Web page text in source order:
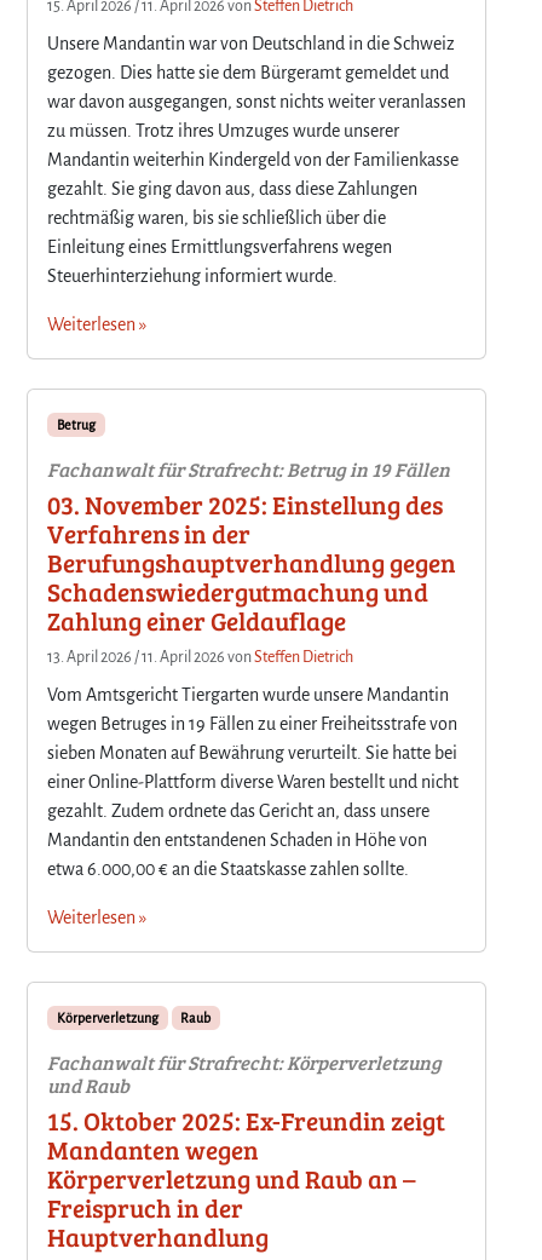
15. April 2026 /11. April 2026 vonSteffen Dietrich
Unsere Mandantin war von Deutschland in die Schweiz
gezogen. Dies hatte sie dem Bürgeramt gemeldet und
war davon ausgegangen, sonst nichts weiter veranlassen
zu müssen. Trotz ihres Umzuges wurde unserer
Mandantin weiterhin Kindergeld von der Familienkasse
gezahlt. Sie ging davon aus, dass diese Zahlungen
rechtmäßig waren, bis sie schließlich über die
Einleitung eines Ermittlungsverfahrens wegen
Steuerhinterziehung informiert wurde.
Weiterlesen »
Betrug
Fachanwalt für Strafrecht: Betrug in 19 Fällen
03. November 2025: Einstellung des
Verfahrens in der
Berufungshauptverhandlung gegen
Schadenswiedergutmachung und
Zahlung einer Geldauflage
13. April 2026 /11. April 2026 vonSteffen Dietrich
Vom Amtsgericht Tiergarten wurde unsere Mandantin
wegen Betruges in 19 Fällen zu einer Freiheitsstrafe von
sieben Monaten auf Bewährung verurteilt. Sie hatte bei
einer Online-Plattform diverse Waren bestellt und nicht
gezahlt. Zudem ordnete das Gericht an, dass unsere
Mandantin den entstandenen Schaden in Höhe von
etwa 6.000,00 € an die Staatskasse zahlen sollte.
Weiterlesen »
Körperverletzung Raub
Fachanwalt für Strafrecht: Körperverletzung
und Raub
15. Oktober 2025: Ex-Freundin zeigt
Mandanten wegen
Körperverletzung und Raub an –
Freispruch in der
Hauptverhandlung